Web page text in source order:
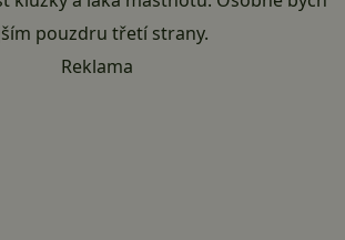
pouzdru třetí strany.
Reklama